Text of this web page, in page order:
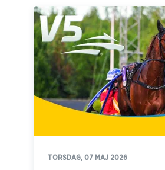
TORSDAG, 07 MAJ 2026